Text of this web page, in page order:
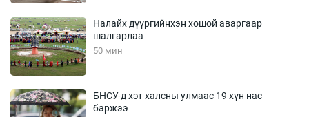
Налайх дүүргийнхэн хошой аваргаар
шалгарлаа
50 мин
БНСУ-д хэт халсны улмаас 19 хүн нас
баржээ